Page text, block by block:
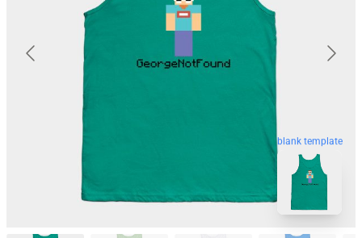
blank template